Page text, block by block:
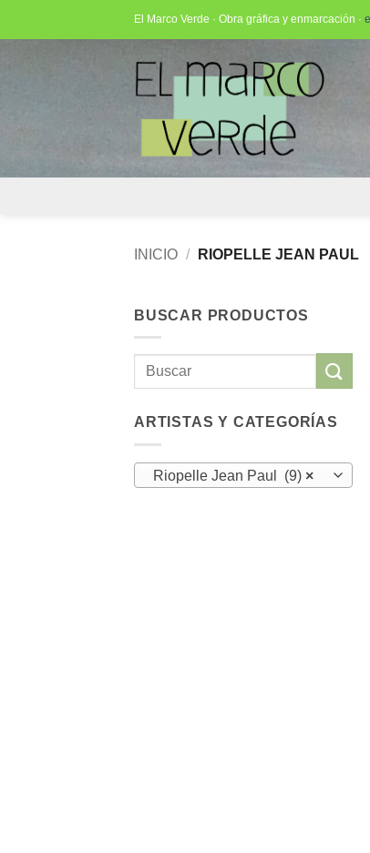
El Marco Verde · Obra gráfica y enmarcación ·
INICIO / RIOPELLE JEAN PAUL
BUSCAR PRODUCTOS
Buscar
ARTISTAS Y CATEGORÍAS
×
Riopelle Jean Paul (9)